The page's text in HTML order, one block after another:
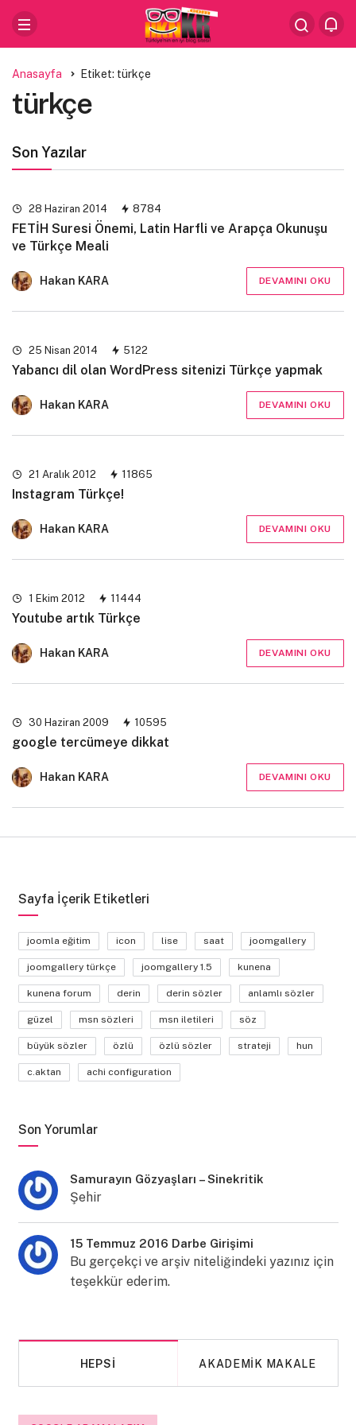
Anasayfa Etiket: türkçe
türkçe
Son Yazılar
28 Haziran 2014 8784
FETİH Suresi Önemi, Latin Harfli ve Arapça Okunuşu
ve Türkçe Meali
Hakan KARA DEVAMINI OKU
25 Nisan 2014 5122
Yabancı dil olan WordPress sitenizi Türkçe yapmak
Hakan KARA DEVAMINI OKU
21 Aralık 2012 11865
Instagram Türkçe!
Hakan KARA DEVAMINI OKU
1 Ekim 2012 11444
Youtube artık Türkçe
Hakan KARA DEVAMINI OKU
30 Haziran 2009 10595
google tercümeye dikkat
Hakan KARA DEVAMINI OKU
Sayfa İçerik Etiketleri
joomla eğitim icon lise saat joomgallery
joomgallery türkçe joomgallery 1.5 kunena
kunena forum derin derin sözler anlamlı sözler
güzel msn sözleri msn iletileri söz
büyük sözler özlü özlü sözler strateji hun
c.aktan achi configuration
Son Yorumlar
Samurayın Gözyaşları – Sinekritik
Şehir
15 Temmuz 2016 Darbe Girişimi
Bu gerçekçi ve arşiv niteliğindeki yazınız için
teşekkür ederim.
HEPSI AKADEMIK MAKALE